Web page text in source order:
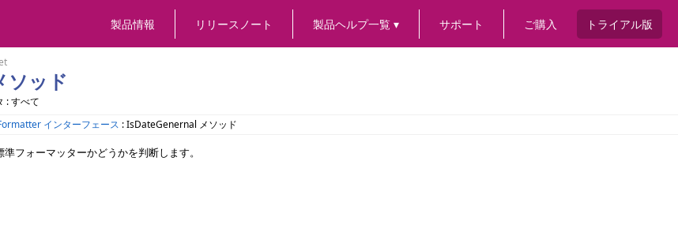
製品情報 リリースノート 製品ヘルプ一覧 ▾ サポート ご購入 トライアル版